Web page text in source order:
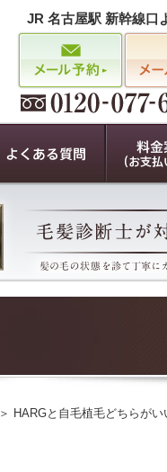
JR 名古屋駅 新幹線口
＞ HARGと自毛植毛どちらが